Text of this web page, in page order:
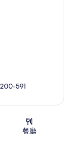
591
餐廳